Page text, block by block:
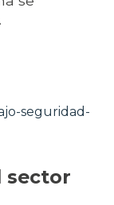
seguridad-
sector